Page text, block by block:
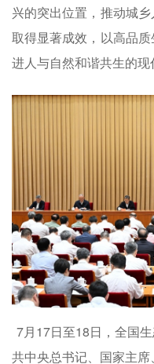
兴的突出位置，推动城
取得显著成效，以高品
进人与自然和谐共生的现
7月17日至18日，全国
共中央总书记、国家主